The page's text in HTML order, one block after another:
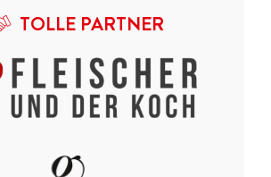
TOLLE PARTNER